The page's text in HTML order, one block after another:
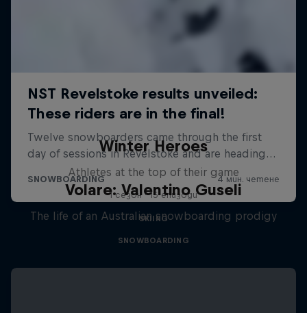
Winter Heroes
Athletes at the top of their game
1 сезон · 15 епизоди
SKIING
Volare: Valentino Guseli
The life of an Australian snowboarding prodigy
SNOWBOARDING